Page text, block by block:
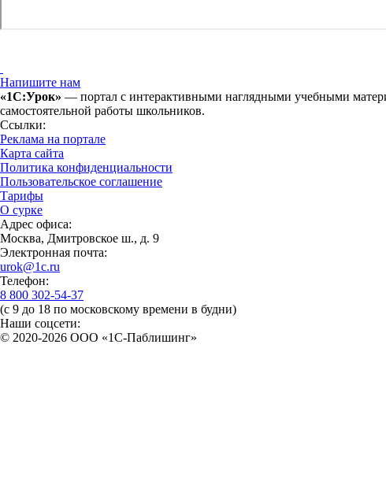
Напишите нам
«1С:Урок» — портал с интерактивными наглядными учебными
самостоятельной работы школьников.
Ссылки:
Реклама на портале
Карта сайта
Политика конфиденциальности
Пользовательское соглашение
Тарифы
О сурке
Адрес офиса:
Москва, Дмитровское ш., д. 9
Электронная почта:
urok@1c.ru
Телефон:
8 800 302-54-37
(с 9 до 18 по московскому времени в будни)
Наши соцсети:
© 2020-2026 OOO «1С-Паблишинг»